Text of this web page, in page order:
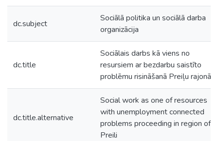
dc.subject
Sociālā politika un sociālā darba
organizācija
dc.title
Sociālais darbs kā viens no
resursiem ar bezdarbu saistīto
problēmu risināšanā Preiļu rajonā
dc.title.alternative
Social work as one of resources
with unemployment connected
problems proceeding in region of
Preili